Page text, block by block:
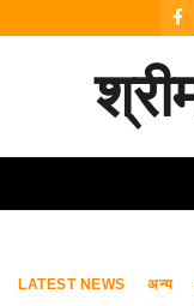
to
LATEST NEWS अन्य